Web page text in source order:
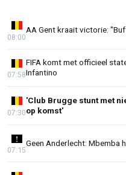
AA Gent kraait victorie:
08:00
FIFA komt met officieel
Infantino
07:58
'Club Brugge stunt met
op komst'
07:30
Geen Anderlecht: Mbemba
07:15